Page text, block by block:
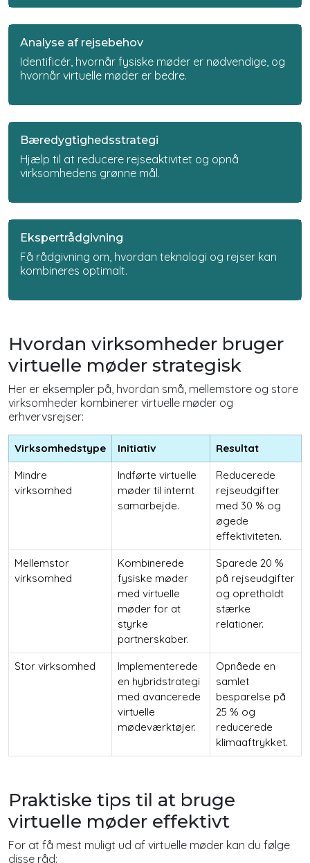
Analyse af rejsebehov
Identificér, hvornår fysiske møder er nødvendige, og
hvornår virtuelle møder er bedre.
Bæredygtighedsstrategi
Hjælp til at reducere rejseaktivitet og opnå
virksomhedens grønne mål.
Ekspertrådgivning
Få rådgivning om, hvordan teknologi og rejser kan
kombineres optimalt.
Hvordan virksomheder bruger
virtuelle møder strategisk
Her er eksempler på, hvordan små, mellemstore og store
virksomheder kombinerer virtuelle møder og
erhvervsrejser:
Virksomhedstype Initiativ Resultat
Mindre
virksomhed
Indførte virtuelle
møder til internt
samarbejde.
Reducerede
rejseudgifter
med 30 % og
øgede
effektiviteten.
Mellemstor
virksomhed
Kombinerede
fysiske møder
med virtuelle
møder for at
styrke
partnerskaber.
Sparede 20 %
på rejseudgifter
og opretholdt
stærke
relationer.
Stor virksomhed
Implementerede
en hybridstrategi
med avancerede
virtuelle
mødeværktøjer.
Opnåede en
samlet
besparelse på
25 % og
reducerede
klimaaftrykket.
Praktiske tips til at bruge
virtuelle møder effektivt
For at få mest muligt ud af virtuelle møder kan du følge
disse råd: